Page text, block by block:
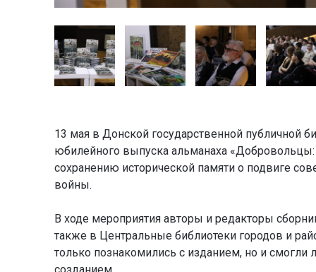
13 мая в Донской государственной публичной
юбилейного выпуска альманаха
сохранению исторической памяти о подвиге
войны.
В ходе мероприятия авторы и редакторы
также в Центральные библиотеки городов и
только познакомились с изданием, но и смогли